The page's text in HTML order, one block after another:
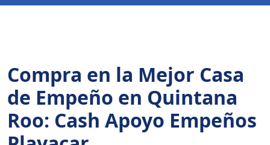
Compra en la Mejor Casa
de Empeño en Quintana
Roo: Cash Apoyo Empeños